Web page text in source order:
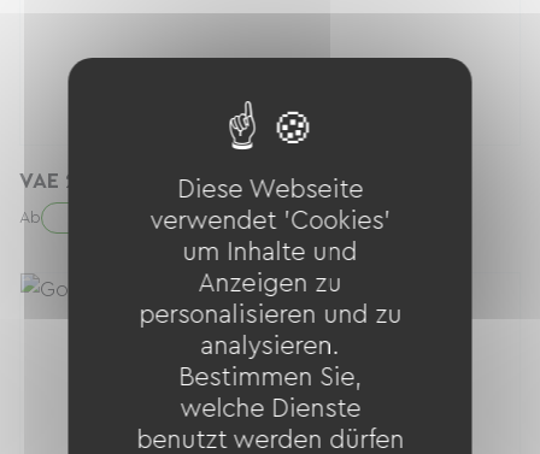
VAE 28"
Ab 30.00 € / Tag
Diese Webseite
verwendet 'Cookies'
um Inhalte und
Anzeigen zu
personalisieren und zu
analysieren.
Bestimmen Sie,
welche Dienste
benutzt werden dürfen